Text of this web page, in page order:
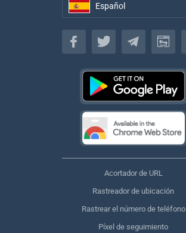
Español
Español
Acortador de URL
Rastreador de ubicación
Rastrear el número de teléfono
Píxel de seguimiento